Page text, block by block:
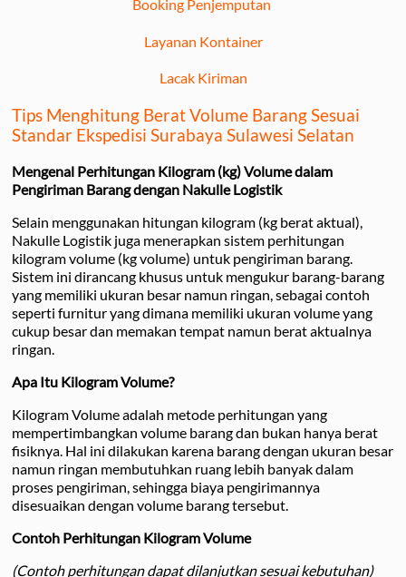
Booking Penjemputan
Layanan Kontainer
Lacak Kiriman
Tips Menghitung Berat Volume Barang Sesuai
Standar Ekspedisi Surabaya Sulawesi Selatan
Mengenal Perhitungan Kilogram (kg) Volume dalam
Pengiriman Barang dengan Nakulle Logistik
Selain menggunakan hitungan kilogram (kg berat aktual),
Nakulle Logistik juga menerapkan sistem perhitungan
kilogram volume (kg volume) untuk pengiriman barang.
Sistem ini dirancang khusus untuk mengukur barang-barang
yang memiliki ukuran besar namun ringan, sebagai contoh
seperti furnitur yang dimana memiliki ukuran volume yang
cukup besar dan memakan tempat namun berat aktualnya
ringan.
Apa Itu Kilogram Volume?
Kilogram Volume adalah metode perhitungan yang
mempertimbangkan volume barang dan bukan hanya berat
fisiknya. Hal ini dilakukan karena barang dengan ukuran besar
namun ringan membutuhkan ruang lebih banyak dalam
proses pengiriman, sehingga biaya pengirimannya
disesuaikan dengan volume barang tersebut.
Contoh Perhitungan Kilogram Volume
(Contoh perhitungan dapat dilanjutkan sesuai kebutuhan)